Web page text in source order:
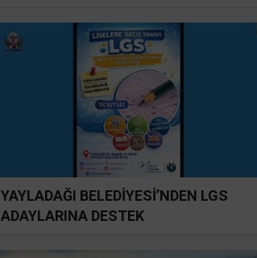
YAYLADAĞI BELEDİYESİ’NDEN LGS
ADAYLARINA DESTEK